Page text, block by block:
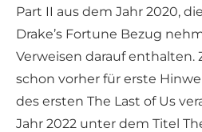
Part II aus dem Jahr 2020,
Drake’s Fortune Bezug
Verweisen darauf enthalten.
schon vorher für erste
des ersten The Last of Us
Jahr 2022 unter dem Titel